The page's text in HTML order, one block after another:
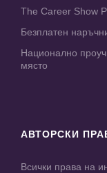
The Career Show
Безплатен
Национално
място
АВТОРСКИ
Всички права на